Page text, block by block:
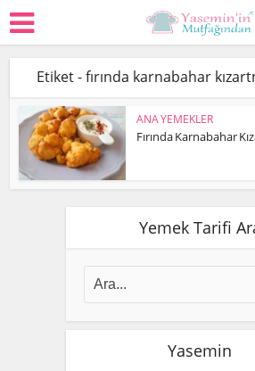
Etiket - fırında karnabahar
ANA YEMEKLER
Fırında Karnabahar
Yemek Tarifi
Yasemin